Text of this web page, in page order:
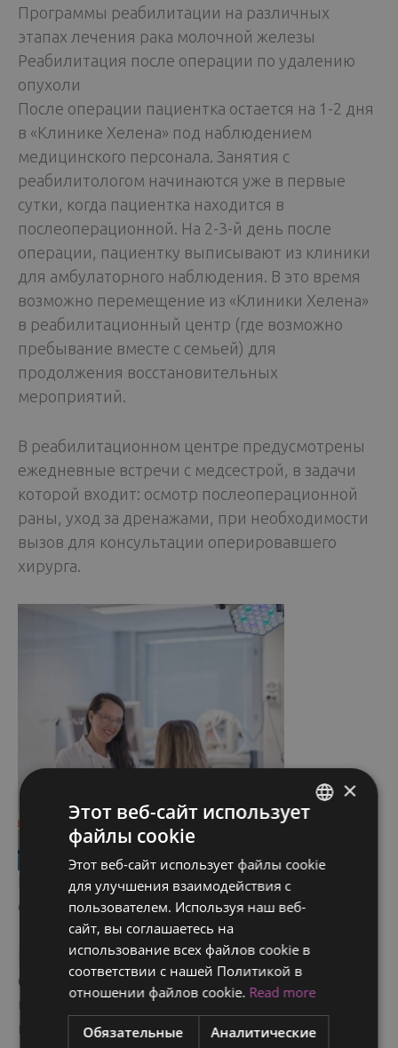
Программы реабилитации на различных
этапах лечения рака молочной железы
Реабилитация после операции по удалению
опухоли
После операции пациентка остается на 1-2 дня
в «Клинике Хелена» под наблюдением
медицинского персонала. Занятия с
реабилитологом начинаются уже в первые
сутки, когда пациентка находится в
послеоперационной. На 2-3-й день после
операции, пациентку выписывают из клиники
для амбулаторного наблюдения. В это время
возможно перемещение из «Клиники Хелена»
в реабилитационный центр (где возможно
пребывание вместе с семьей) для
продолжения восстановительных
мероприятий.
В реабилитационном центре предусмотрены
ежедневные встречи с медсестрой, в задачи
которой входит: осмотр послеоперационной
раны, уход за дренажами, при необходимости
вызов для консультации оперировавшего
хирурга.
При необходимости помощь медицинской
сестры доступна круглосуточно.
Программа восстановления включает в себя
ежедневные занятия с реабилитологом:
восстановительные занятия физкультурой,
направленные на растяжку руки и
FINNISH
RUSSIAN
SWEDISH
×
Этот веб-сайт использует
файлы cookie
Этот веб-сайт использует файлы cookie
для улучшения взаимодействия с
пользователем. Используя наш веб-
сайт, вы соглашаетесь на
использование всех файлов cookie в
соответствии с нашей Политикой в ​​
отношении файлов cookie. Read more
Обязательные Аналитические